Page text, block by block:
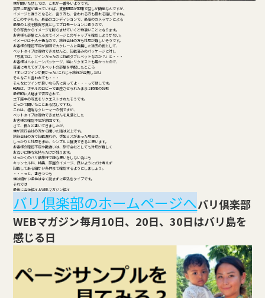
僕が聞いた話しでは、これが一番多いようです。
実際に部屋が違っていれば、責任問題が明確で話しが簡単なんですが、
イメージと違うとなると、言う方も、言われる方も疲れる話しですね。
どこのホテルも、最高のコンディションで、最高のカメラマンによる
最高の１枚を勝負写真としてプロモーションに使うので、
その写真からイメージを膨らませていくと物凄いことになります。
お客様も部屋に入るまでイメージとのギャップを確認しようがない。
イメージは十人十色なので、旅行会社の方も対応が難しいそうです。
お客様の確認不足が原因で大クレームに発展した過去の例として、
ベットタイプは確約できませんと、記載済みのパッケージに対し
「写真では、ツインだったのに何故ダブルベットなのか？」と・・・
お客様はハネムーンパッケージ、特にリクエストも無かったので、
普通に考えてダブルベットの部屋を手配したところ
「オレはツインが良かった!!これじゃ旅行が台無しだ!!」
そんなこと言われても・・・
そんなにツインが良いなら先に言ってよ・・・って話しです。
結局は、ホテルのロビーで正座させられたまま２時間の説教
最終的に人格まで否定されて、
土下座中の写真をリクエストされたそうです。
どっかで聞いたことある話しですね。
これは、極端なクレーマーの例ですが、
ベットタイプは確約できませんを見落とした
お客様の確認不足が原因です。
さて、長々と書いてきましたが、
僕が旅行会社の方から聞いた話は以上です。
旅行会社の方で記載漏れや、手配ミスがあった場合は、
しっかりと対応を求め、シンプルに解決できると思います。
お客様の確認不足や勘違いは、旅行会社としても対応が難しく
お互いに嫌な気持ちだけが残ります。
せっかくのバリ島旅行で嫌な思いをしない為にも
キャンセル料、特典、部屋のイメージ、良いようにだけ考えず
記載してある細かい条件まで確認するようにしましょう。
・・・っと、書きつつも
僕は細かい条件は全く読まずに申込むタイプです。
それでは
最後に会社紹介＆WEBマガジン紹介
バリ倶楽部のホームページへバリ倶楽部
WEBマガジン毎月10日、20日、30日はバリ島を
感じる日